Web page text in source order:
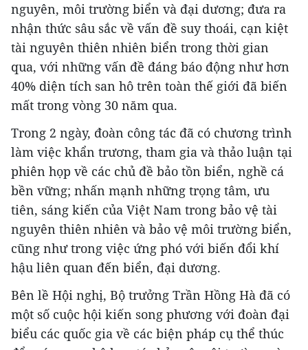
nguyên, môi trường biển và đại dương; đưa ra
nhận thức sâu sắc về vấn đề suy thoái, cạn kiệt
tài nguyên thiên nhiên biển trong thời gian
qua, với những vấn đề đáng báo động như hơn
40% diện tích san hô trên toàn thế giới đã biến
mất trong vòng 30 năm qua.
Trong 2 ngày, đoàn công tác đã có chương trình
làm việc khẩn trương, tham gia và thảo luận tại
phiên họp về các chủ đề bảo tồn biển, nghề cá
bền vững; nhấn mạnh những trọng tâm, ưu
tiên, sáng kiến của Việt Nam trong bảo vệ tài
nguyên thiên nhiên và bảo vệ môi trường biển,
cũng như trong việc ứng phó với biến đổi khí
hậu liên quan đến biển, đại dương.
Bên lề Hội nghị, Bộ trưởng Trần Hồng Hà đã có
một số cuộc hội kiến song phương với đoàn đại
biểu các quốc gia về các biện pháp cụ thể thúc